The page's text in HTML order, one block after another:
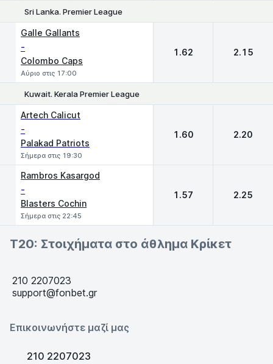
Sri Lanka. Premier League
Galle Gallants
-
Colombo Caps
Αύριο στις 17:00
1.62 2.15
Kuwait. Kerala Premier League
Artech Calicut
-
Palakad Patriots
Σήμερα στις 19:30
1.60 2.20
Rambros Kasargod
-
Blasters Cochin
Σήμερα στις 22:45
1.57 2.25
T20: Στοιχήματα στο άθλημα Κρίκετ
210 2207023
support@fonbet.gr
Επικοινωνήστε μαζί μας
210 2207023